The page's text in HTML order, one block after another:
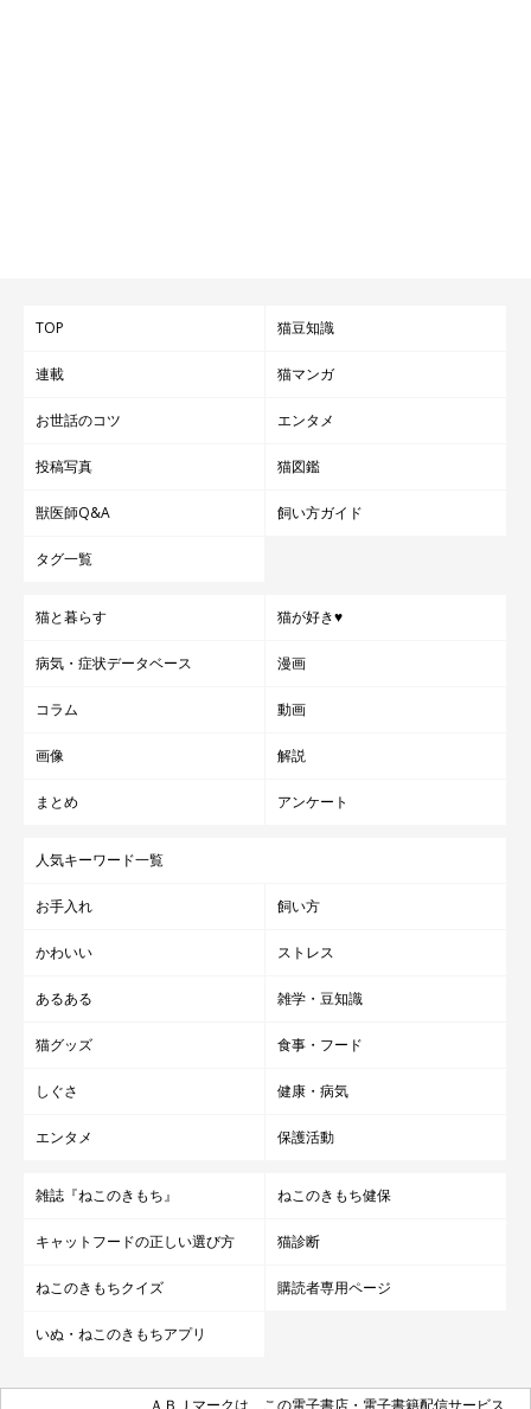
@s.kotaro0530
は思わずクスッとしてしまうといいます。
飼い主さん：
も可愛く思えてしまって笑いました。
茶飯事になりました。それが許されるのも、こただからなんでし
ょうね」
SNSでの反響について
TOP 猫豆知識
連載 猫マンガ
お世話のコツ エンタメ
投稿写真 猫図鑑
獣医師Q&A 飼い方ガイド
タグ一覧
猫と暮らす 猫が好き♥
病気・症状データベース 漫画
コラム 動画
画像 解説
まとめ アンケート
人気キーワード一覧
お手入れ 飼い方
かわいい ストレス
あるある 雑学・豆知識
猫グッズ 食事・フード
しぐさ 健康・病気
エンタメ 保護活動
雑誌『ねこのきもち』 ねこのきもち健保
キャットフードの正しい選び方 猫診断
ねこのきもちクイズ 購読者専用ページ
いぬ・ねこのきもちアプリ
ＡＢＪマークは、この電子書店・電子書籍配信サービス